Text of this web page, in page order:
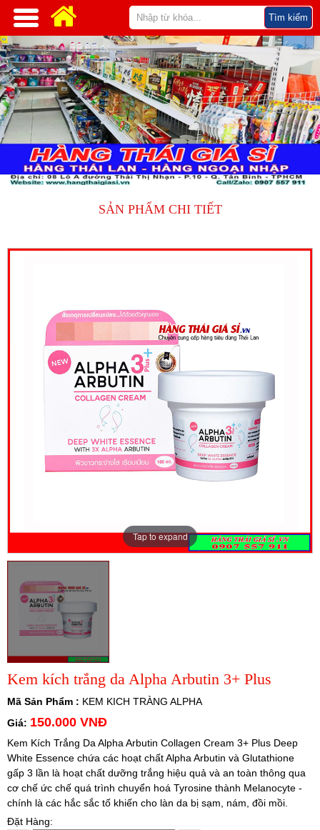
SẢN PHẨM CHI TIẾT
Tap to expand
Kem kích trắng da Alpha Arbutin 3+ Plus
Mã Sản Phẩm : KEM KICH TRÀNG ALPHA
Giá: 150.000 VNĐ
Kem Kích Trắng Da Alpha Arbutin Collagen Cream 3+ Plus Deep
White Essence chứa các hoạt chất Alpha Arbutin và Glutathione
gấp 3 lần là hoạt chất dưỡng trắng hiệu quả và an toàn thông qua
cơ chế ức chế quá trình chuyển hoá Tyrosine thành Melanocyte -
chính là các hắc sắc tố khiến cho làn da bị sạm, nám, đồi mồi.
Đặt Hàng: